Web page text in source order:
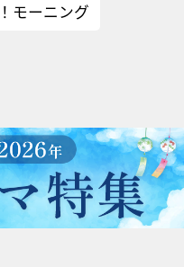
モーニング